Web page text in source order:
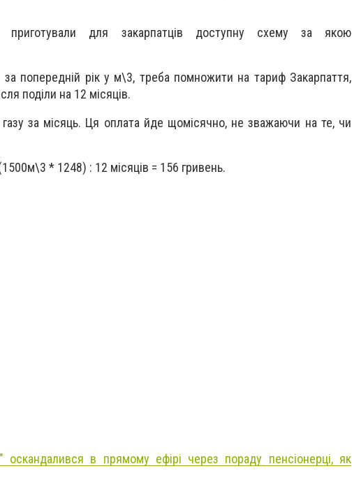
приготували для закарпатців доступну схему за якою
за попередній рік у м\3, треба помножити на тариф Закарпаття,
поділи на 12 місяців.
за місяць. Ця оплата йде щомісячно, не зважаючи на те, чи
* 1248) : 12 місяців = 156 гривень.
оскандалився в прямому ефірі через пораду пенсіонерці, як